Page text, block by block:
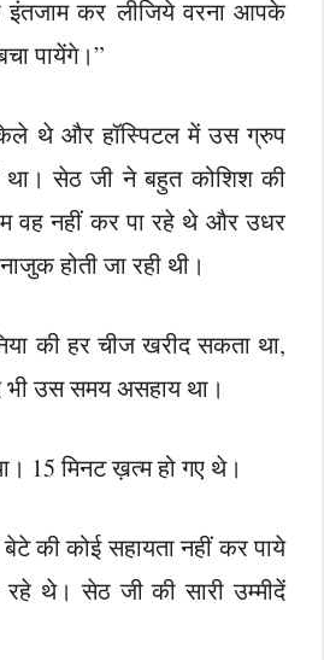
कर लीजिये वरना आपके
पायेंगे।”
थे और हॉस्पिटल में उस ग्रुप
सेठ जी ने बहुत कोशिश की
वह नहीं कर पा रहे थे और उधर
होती जा रही थी।
की हर चीज खरीद सकता था,
भी उस समय असहाय था।
15 मिनट ख़त्म हो गए थे।
की कोई सहायता नहीं कर पाये
थे। सेठ जी की सारी उम्मीदें